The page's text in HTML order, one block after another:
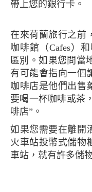
帶上您的銀行卡。
在來荷蘭旅行之前
咖啡館（Cafes）
區別。如果您問當
有可能會指向一個
咖啡店是他們出售
要喝一杯咖啡或茶
啡店”。
如果您需要在離開酒店後寄存行李，可以去主要的
火車站投幣式儲物
車站，就有許多儲